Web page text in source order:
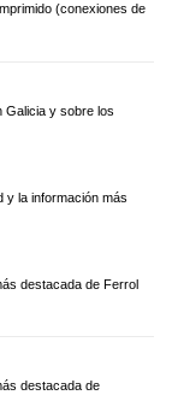
(conexiones de
Galicia y sobre los
y la información más
destacada de Ferrol
destacada de